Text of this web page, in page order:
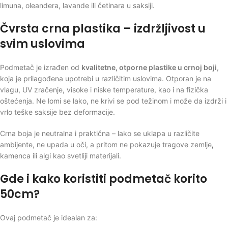
limuna, oleandera, lavande ili četinara u saksiji.
Čvrsta crna plastika – izdržljivost u
svim uslovima
Podmetač je izrađen od kvalitetne, otporne plastike u crnoj boji,
koja je prilagođena upotrebi u različitim uslovima. Otporan je na
vlagu, UV zračenje, visoke i niske temperature, kao i na fizička
oštećenja. Ne lomi se lako, ne krivi se pod težinom i može da izdrži i
vrlo teške saksije bez deformacije.
Crna boja je neutralna i praktična – lako se uklapa u različite
ambijente, ne upada u oči, a pritom ne pokazuje tragove zemlje,
kamenca ili algi kao svetliji materijali.
Gde i kako koristiti podmetač korito
50cm?
Ovaj podmetač je idealan za: